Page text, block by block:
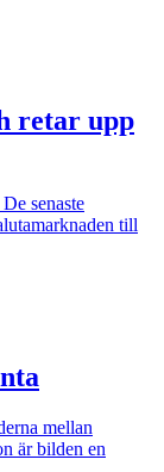
retar upp
senaste
till
mellan
är bilden en